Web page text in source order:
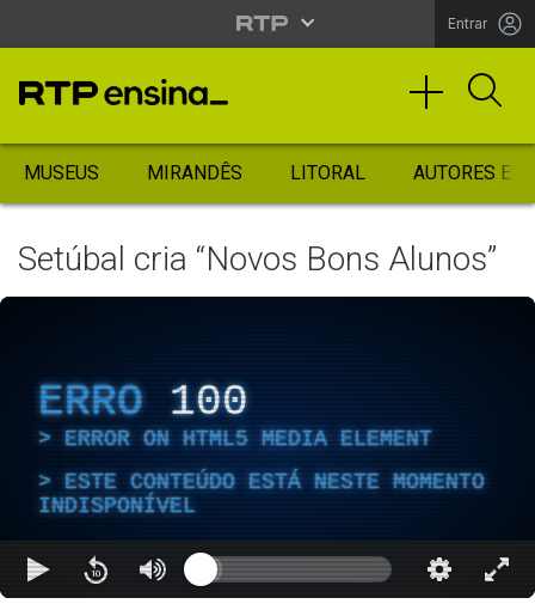
Entrar
MUSEUS MIRANDÊS LITORAL AUTORES
Setúbal cria “Novos Bons Alunos”
ERRO 100
ERROR ON HTML5 MEDIA ELEMENT
ESTE CONTEÚDO ESTÁ NESTE MOMENTO
INDISPONÍVEL